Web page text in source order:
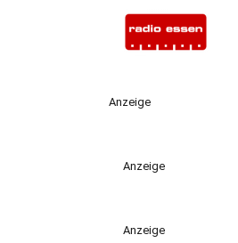
Anzeige
Anzeige
Anzeige